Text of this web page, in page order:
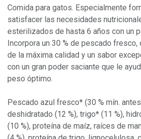
Comida para gatos. Especialmente
satisfacer las necesidades
esterilizados de hasta 6 años con un
Incorpora un 30 % de pescado
de la máxima calidad y un sabor
con un gran poder saciante que le
peso óptimo.
Pescado azul fresco* (30 % mín.
deshidratado (12 %), trigo* (11 %),
(10 %), proteína de maíz, raíces de